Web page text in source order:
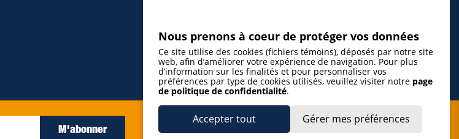
M'abonner
J’accepte de m’abonner à l’infolettre de La Gazette de la Mauricie et de
recevoir les plus récentes actualités ainsi que les offres promotionnelles de
Nous prenons à coeur de protéger vos données
Ce site utilise des cookies (fichiers témoins), déposés par notre site
web, afin d’améliorer votre expérience de navigation. Pour plus
d’information sur les finalités et pour personnaliser vos
préférences par type de cookies utilisés, veuillez visiter notre page
de politique de confidentialité.
Accepter tout Gérer mes préférences